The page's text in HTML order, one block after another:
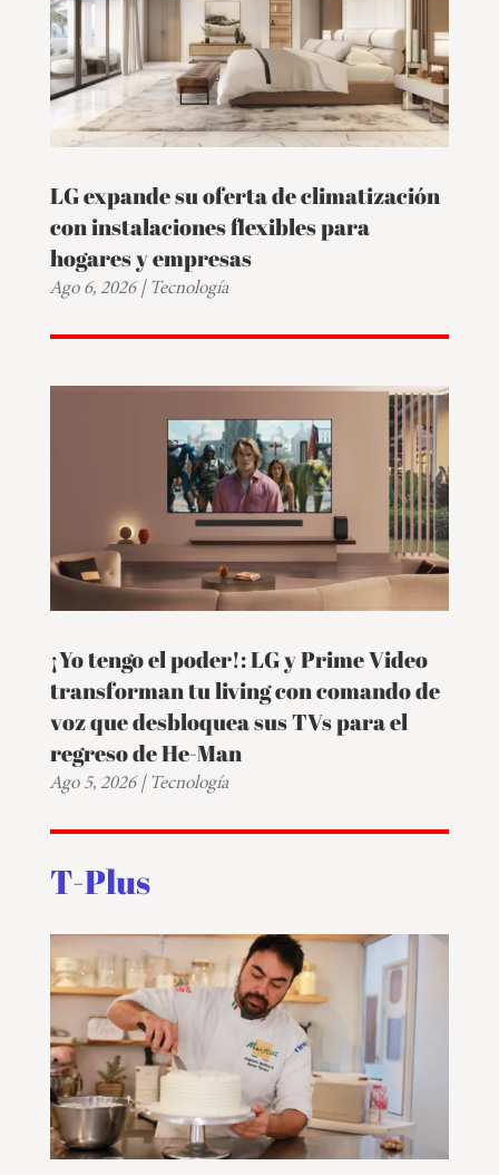
LG expande su oferta de climatización
con instalaciones flexibles para
hogares y empresas
Ago 6, 2026|Tecnología
¡Yo tengo el poder!: LG y Prime Video
transforman tu living con comando de
voz que desbloquea sus TVs para el
regreso de He-Man
Ago 5, 2026|Tecnología
T-Plus